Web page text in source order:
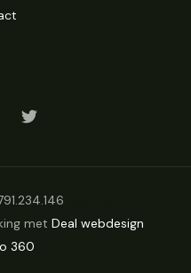
met Deal webdesign
360